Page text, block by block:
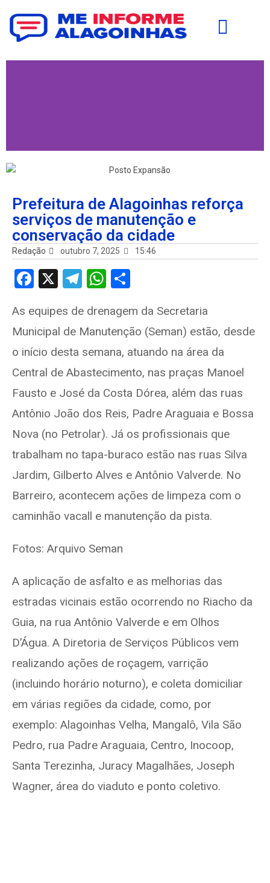
Prefeitura de Alagoinhas reforça
serviços de manutenção e
conservação da cidade
Redação outubro 7, 2025 15:46
F
ce
b
o
o
k
X
T
e
gr
a
m
W
at
s
A
p
p
ar
e
As equipes de drenagem da Secretaria
Municipal de Manutenção (Seman) estão, desde
o início desta semana, atuando na área da
Central de Abastecimento, nas praças Manoel
Fausto e José da Costa Dórea, além das ruas
Antônio João dos Reis, Padre Araguaia e Bossa
Nova (no Petrolar). Já os profissionais que
trabalham no tapa-buraco estão nas ruas Silva
Jardim, Gilberto Alves e Antônio Valverde. No
Barreiro, acontecem ações de limpeza com o
caminhão vacall e manutenção da pista.
Fotos: Arquivo Seman
A aplicação de asfalto e as melhorias das
estradas vicinais estão ocorrendo no Riacho da
Guia, na rua Antônio Valverde e em Olhos
D’Água. A Diretoria de Serviços Públicos vem
realizando ações de roçagem, varrição
(incluindo horário noturno), e coleta domiciliar
em várias regiões da cidade, como, por
exemplo: Alagoinhas Velha, Mangalô, Vila São
Pedro, rua Padre Araguaia, Centro, Inocoop,
Santa Terezinha, Juracy Magalhães, Joseph
Wagner, área do viaduto e ponto coletivo.